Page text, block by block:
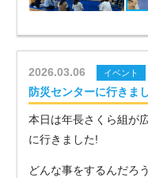
2026.03.06 イベント
防災センターに行きま
本日は年長さくら組が
に行きました!
どんな事をするんだろ